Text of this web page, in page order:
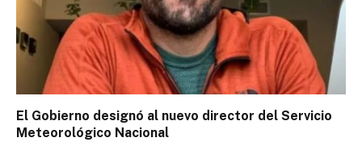
El Gobierno designó al nuevo director del Servicio
Meteorológico Nacional